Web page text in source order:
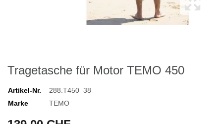
Tragetasche für Motor TEMO 450
Artikel-Nr.
288.T450_38
Marke
TEMO